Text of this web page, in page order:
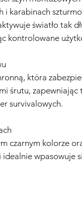
i karabinach
światło tak
kontrolowane
która
śrutu, zapewniając
survivalowych.
czarnym kolorze
wpasowuje